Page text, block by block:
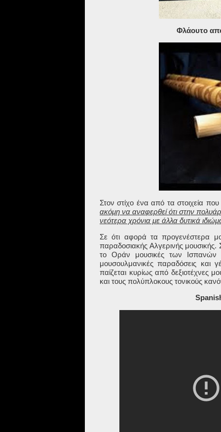
Φλάουτο
Στον στίχο ένα από τα στοιχεία
ακόμη να αναφερθεί ότι στην
νεότερα χρόνια με άλλα δυτικά
Σε ότι αφορά τα προγενέστερα
παραδοσιακής Αλγερινής
το Οράν μουσικές των Ισπανών
μουσουλμανικές παραδόσεις και
παίζεται κυρίως από δεξιοτέχνες
και τους πολύπλοκους τονικούς